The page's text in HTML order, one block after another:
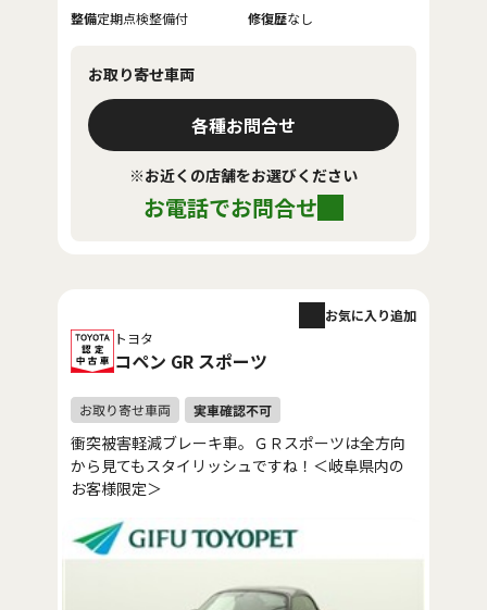
整備定期点検整備付 修復歴なし
お取り寄せ車両
各種お問合せ
※お近くの店舗をお選びください
お電話でお問合せ
トヨタ
コペン GR スポーツ
お気に入り追加
衝突被害軽減ブレーキ車。ＧＲスポーツは全方向
から見てもスタイリッシュですね！＜岐阜県内の
お客様限定＞